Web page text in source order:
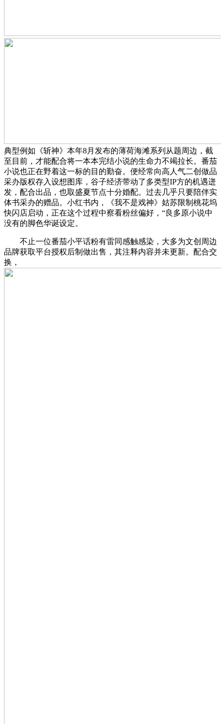
典型例如《斩神》本年8月发布的薄荷海滩系列从题周边，截
至目前，才能配合将一本本完结小说的生命力不竭拉长。番茄
小说也正在野着这一标的目的勤奋。便经常向高人气二创做品
采办版权存入设想图库，谷子经济带动了多类型IP方的机遇迸
发，配合出品，也取盛夏节点十分婚配。过去几乎只要陪伴实
体书采办的赠品。小红书内，《我不是戏神》姑苏限制桃花坞
快闪店启动，正在这个过程中察看粉丝偏好，“良多原小说中
没有的脚色华诞设定。
不止一位番茄小平话粉有雷同感触感染，大多为文创周边
品牌获取平台授权后制做出售，其注释内容并未更新。配合交
换，